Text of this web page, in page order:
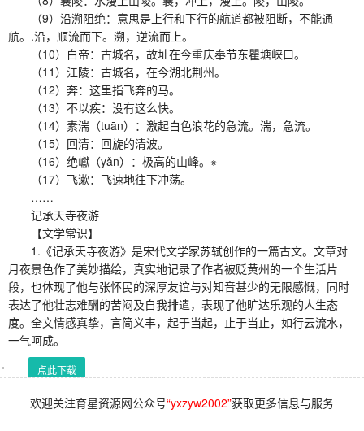
（9）沿溯阻绝：意思是上行和下行的航道都被阻断，不能通
航。.沿，顺流而下。溯，逆流而上。
（10）白帝：古城名，故址在今重庆奉节东瞿塘峡口。
（11）江陵：古城名，在今湖北荆州。
（12）奔：这里指飞奔的马。
（13）不以疾：没有这么快。
（14）素湍（tuān）：激起白色浪花的急流。湍，急流。
（15）回清：回旋的清波。
（16）绝巘（yǎn）：极高的山峰。※
（17）飞漱：飞速地往下冲荡。
……
记承天寺夜游
【文学常识】
1.《记承天寺夜游》是宋代文学家苏轼创作的一篇古文。文章对
月夜景色作了美妙描绘，真实地记录了作者被贬黄州的一个生活片
段，也体现了他与张怀民的深厚友谊与对知音甚少的无限感慨，同时
表达了他壮志难酬的苦闷及自我排遣，表现了他旷达乐观的人生态
度。全文情感真挚，言简义丰，起于当起，止于当止，如行云流水，
一气呵成。
点此下载
欢迎关注育星资源网公众号“yxzyw2002”获取更多信息与服务